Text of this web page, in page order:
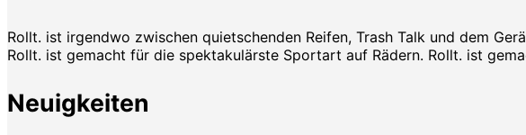
Rollt. ist irgendwo zwischen quietschenden Reifen, Trash Talk und dem
Rollt. ist gemacht für die spektakulärste Sportart auf Rädern. Rollt. ist
Neuigkeiten